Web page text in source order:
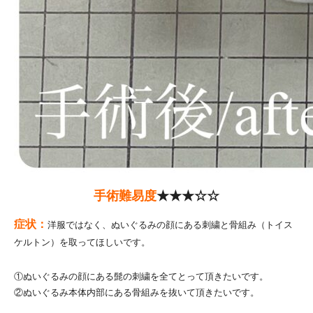
手術難易度★★★☆☆
症状： 洋服ではなく、ぬいぐるみの顔にある刺繍と骨組み（トイス
ケルトン）を取ってほしいです。
①ぬいぐるみの顔にある髭の刺繍を全てとって頂きたいです。
②ぬいぐるみ本体内部にある骨組みを抜いて頂きたいです。